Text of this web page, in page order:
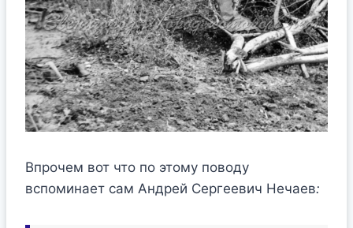
Впрочем вот что по этому поводу
вспоминает сам Андрей Сергеевич Нечаев: